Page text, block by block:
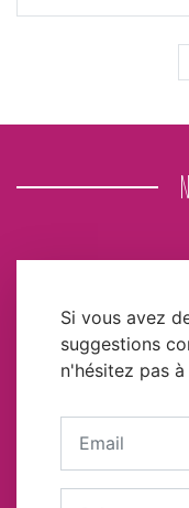
Si vous avez
suggestions
n'hésitez pas